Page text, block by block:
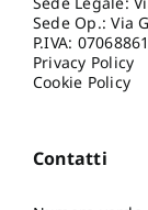
Sede Op.: Via
P.IVA:
Privacy Policy
Cookie Policy
Contatti